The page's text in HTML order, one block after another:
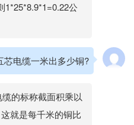
1*25*8.9*1=0.22公
芯电缆一米出多少铜?
的标称截面积乘以
就是每千米的铜比